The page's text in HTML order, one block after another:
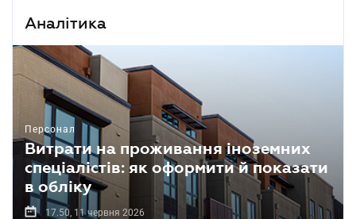
Аналітика
Персонал
Витрати на проживання іноземних
спеціалістів: як оформити й показати
в обліку
17.50, 11 червня 2026